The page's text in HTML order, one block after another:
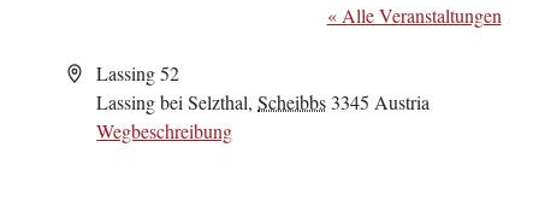
« Alle Veranstaltungen
AdresseLassing 52
Lassing bei Selzthal, Scheibbs 3345 Austria
Wegbeschreibung